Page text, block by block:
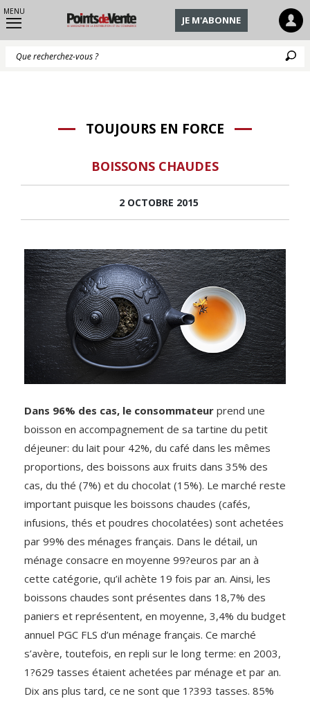
MENU
JE M'ABONNE
TOUJOURS EN FORCE
BOISSONS CHAUDES
2 OCTOBRE 2015
Dans 96% des cas, le consommateur prend une
boisson en accompagnement de sa tartine du petit
déjeuner: du lait pour 42%, du café dans les mêmes
proportions, des boissons aux fruits dans 35% des
cas, du thé (7%) et du chocolat (15%). Le marché reste
important puisque les boissons chaudes (cafés,
infusions, thés et poudres chocolatées) sont achetées
par 99% des ménages français. Dans le détail, un
ménage consacre en moyenne 99?euros par an à
cette catégorie, qu’il achète 19 fois par an. Ainsi, les
boissons chaudes sont présentes dans 18,7% des
paniers et représentent, en moyenne, 3,4% du budget
annuel PGC FLS d’un ménage français. Ce marché
s’avère, toutefois, en repli sur le long terme: en 2003,
1?629 tasses étaient achetées par ménage et par an.
Dix ans plus tard, ce ne sont que 1?393 tasses. 85%